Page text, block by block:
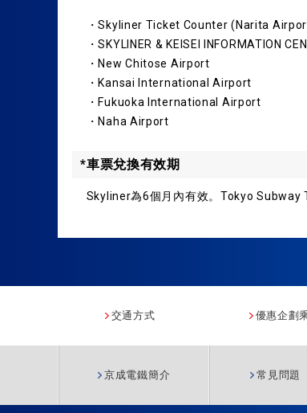
・Skyliner Ticket Counter (Narita
・SKYLINER & KEISEI INFORMATION
・New Chitose Airport
・Kansai International Airport
・Fukuoka International Airport
・Naha Airport
*車票兌換有效期
Skyliner為6個月內有效。Tokyo Subway
交通方式 優惠企劃
京成電鐵簡介 常見問題